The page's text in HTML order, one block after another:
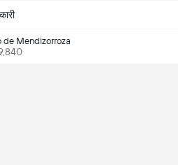
de Mendizorroza